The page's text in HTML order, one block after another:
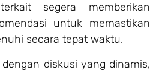
segera memberikan
untuk memastikan
secara tepat waktu.
diskusi yang dinamis,